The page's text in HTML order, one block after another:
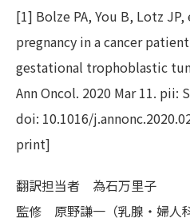
[1] Bolze PA, You B, Lotz
pregnancy in a cancer
gestational trophoblastic
Ann Oncol. 2020 Mar 11. pii:
doi: 10.1016/
print]
翻訳担当者 為石万里子
監修 原野謙一（乳腺・婦人